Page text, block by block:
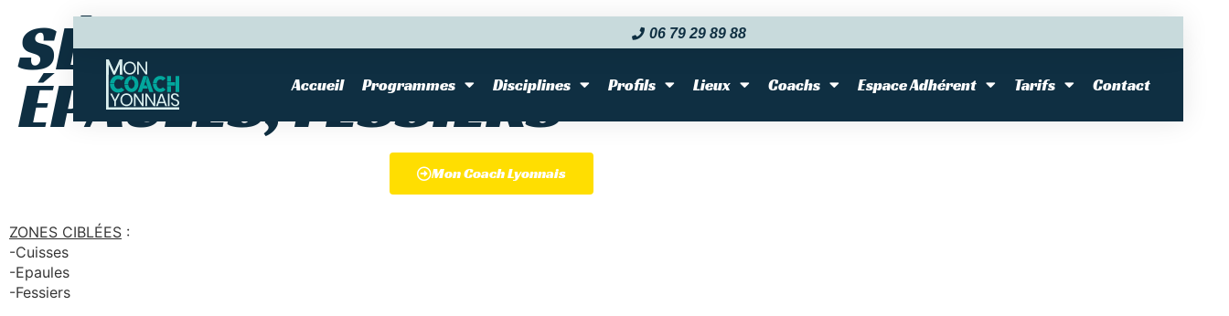
06 79 29 89 88‬
Accueil Programmes Disciplines Profils Lieux Coachs Espace Adhérent Tarifs Contact
SÉANCE ANIMAUX – CUISSES,
ÉPAULES, FESSIERS
Mon Coach Lyonnais
ZONES CIBLÉES :
-Cuisses
-Epaules
-Fessiers